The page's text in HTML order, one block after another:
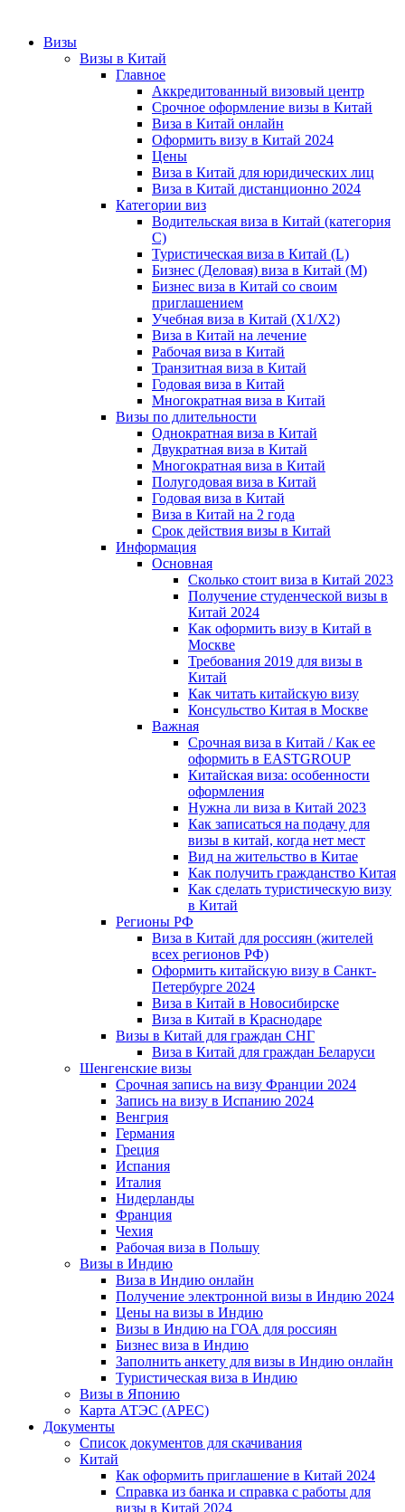
Визы
Визы в Китай
Главное
Аккредитованный визовый центр
Срочное оформление визы в Китай
Виза в Китай онлайн
Оформить визу в Китай 2024
Цены
Виза в Китай для юридических лиц
Виза в Китай дистанционно 2024
Категории виз
Водительская виза в Китай (категория
С)
Туристическая виза в Китай (L)
Бизнес (Деловая) виза в Китай (M)
Бизнес виза в Китай со своим
приглашением
Учебная виза в Китай (X1/X2)
Виза в Китай на лечение
Рабочая виза в Китай
Транзитная виза в Китай
Годовая виза в Китай
Многократная виза в Китай
Визы по длительности
Однократная виза в Китай
Двукратная виза в Китай
Многократная виза в Китай
Полугодовая виза в Китай
Годовая виза в Китай
Виза в Китай на 2 года
Срок действия визы в Китай
Информация
Основная
Сколько стоит виза в Китай 2023
Получение студенческой визы в
Китай 2024
Как оформить визу в Китай в
Москве
Требования 2019 для визы в
Китай
Как читать китайскую визу
Консульство Китая в Москве
Важная
Срочная виза в Китай / Как ее
оформить в EASTGROUP
Китайская виза: особенности
оформления
Нужна ли виза в Китай 2023
Как записаться на подачу для
визы в китай, когда нет мест
Вид на жительство в Китае
Как получить гражданство Китая
Как сделать туристическую визу
в Китай
Регионы РФ
Виза в Китай для россиян (жителей
всех регионов РФ)
Оформить китайскую визу в Санкт-
Петербурге 2024
Виза в Китай в Новосибирске
Виза в Китай в Краснодаре
Визы в Китай для граждан СНГ
Виза в Китай для граждан Беларуси
Шенгенские визы
Срочная запись на визу Франции 2024
Запись на визу в Испанию 2024
Венгрия
Германия
Греция
Испания
Италия
Нидерланды
Франция
Чехия
Рабочая виза в Польшу
Визы в Индию
Виза в Индию онлайн
Получение электронной визы в Индию 2024
Цены на визы в Индию
Визы в Индию на ГОА для россиян
Бизнес виза в Индию
Заполнить анкету для визы в Индию онлайн
Туристическая виза в Индию
Визы в Японию
Карта АТЭС (APEC)
Документы
Список документов для скачивания
Китай
Как оформить приглашение в Китай 2024
Справка из банка и справка с работы для
визы в Китай 2024